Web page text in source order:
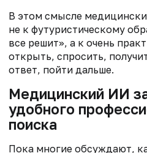
В этом смысле
не к футуристическому
все решит», а к очень
открыть, спросить,
ответ, пойти дальше.
Медицинский ИИ
удобного
поиска
Пока многие обсуждают,